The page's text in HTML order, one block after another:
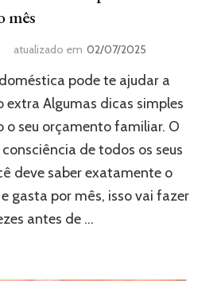
mês
atualizado em 02/07/2025
pode te ajudar a
Algumas dicas simples
o seu orçamento familiar. O
de todos os seus
deve saber exatamente o
gasta por mês, isso vai fazer
antes de …